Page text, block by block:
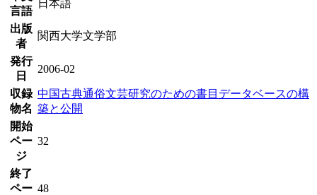
言語
日本語
出版
者
関西大学文学部
発行
日
2006-02
収録
物名
中国古典通俗文芸研究のための書目データベースの構
築と公開
開始
ペー
ジ
32
終了
ペー 48